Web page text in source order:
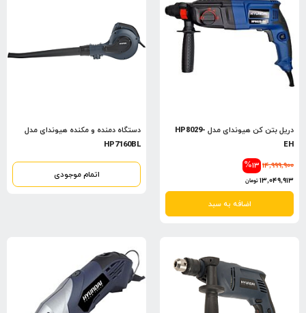
دریل بتن کن هیوندای مدل HP8029-
EH
%13 14,999,900
13,049,913تومان
اضافه به سبد
دستگاه دمنده و مکنده هیوندای مدل
HP7160BL
اتمام موجودی